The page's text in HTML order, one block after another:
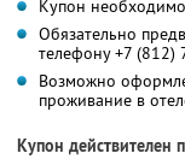
Купон необходимо
Обязательно
телефону +7 (812)
Возможно
проживание в
Купон действителен